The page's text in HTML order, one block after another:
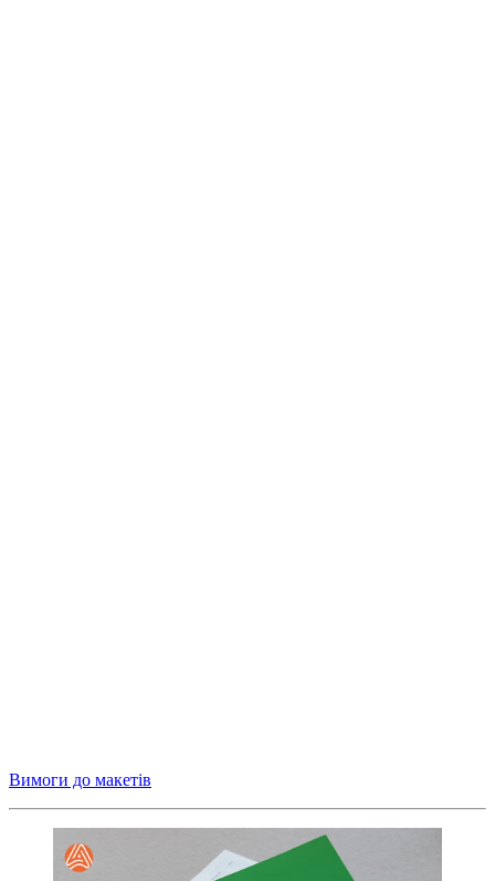
Вимоги до макетів